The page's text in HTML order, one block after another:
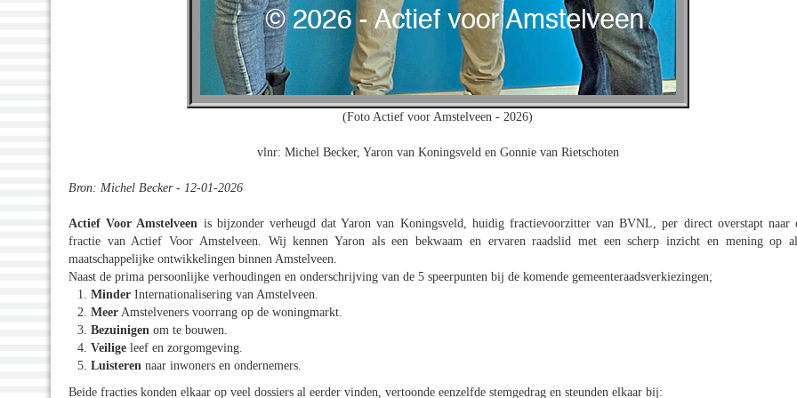
(Foto Actief voor Amstelveen - 2026)
vlnr: Michel Becker, Yaron van Koningsveld en Gonnie van Rietschoten
Bron: Michel Becker - 12-01-2026
Actief Voor Amstelveen is bijzonder verheugd dat Yaron van Koningsveld, huidig fractievoorzitter van BVNL, per direct overstapt naar
fractie van Actief Voor Amstelveen. Wij kennen Yaron als een bekwaam en ervaren raadslid met een scherp inzicht en mening op
maatschappelijke ontwikkelingen binnen Amstelveen.
Naast de prima persoonlijke verhoudingen en onderschrijving van de 5 speerpunten bij de komende gemeenteraadsverkiezingen;
Minder Internationalisering van Amstelveen.
Meer Amstelveners voorrang op de woningmarkt.
Bezuinigen om te bouwen.
Veilige leef en zorgomgeving.
Luisteren naar inwoners en ondernemers.
Beide fracties konden elkaar op veel dossiers al eerder vinden, vertoonde eenzelfde stemgedrag en steunden elkaar bij: